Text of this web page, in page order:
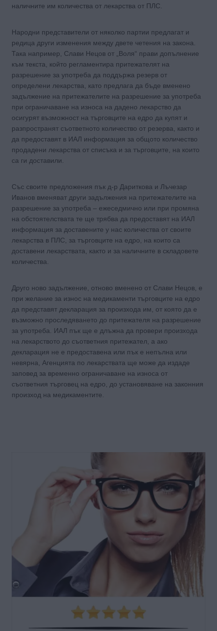
наличните им количества от лекарства от ПЛС.
Народни представители от няколко партии предлагат и
редица други изменения между двете четения на закона.
Така например, Слави Нецов от „Воля“ прави допълнение
към текста, който регламентира притежателят на
разрешение за употреба да поддържа резерв от
определени лекарства, като предлага да бъде вменено
задължение на притежателите на разрешение за употреба
при ограничаване на износа на дадено лекарство да
осигурят възможност на търговците на едро да купят и
разпространят съответното количество от резерва, както и
да предоставят в ИАЛ информация за общото количество
продадени лекарства от списъка и за търговците, на които
са ги доставили.
Със своите предложения пък д-р Дариткова и Лъчезар
Иванов вменяват други задължения на притежателите на
разрешение за употреба – ежеседмично или при промяна
на обстоятелствата те ще трябва да предоставят на ИАЛ
информация за доставените у нас количества от своите
лекарства в ПЛС, за търговците на едро, на които са
доставени лекарствата, както и за наличните в складовете
количества.
Друго ново задължение, отново вменено от Слави Нецов, е
при желание за износ на медикаменти търговците на едро
да представят декларация за произхода им, от която да е
възможно проследяването до притежателя на разрешение
за употреба. ИАЛ пък ще е длъжна да провери произхода
на лекарството до съответния притежател, а ако
декларация не е предоставена или пък е непълна или
невярна, Агенцията по лекарствата ще може да издаде
заповед за временно ограничаване на износа от
съответния търговец на едро, до установяване на законния
произход на медикаментите.